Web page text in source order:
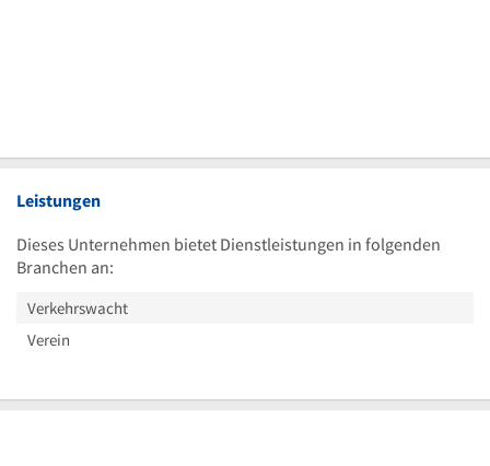
Leistungen
Dieses Unternehmen bietet Dienstleistungen in folgenden
Branchen an:
Verkehrswacht
Verein